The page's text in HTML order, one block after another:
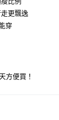
台中商業銀行
台北富邦商
中國信託商
更飄逸
穿
方便買！